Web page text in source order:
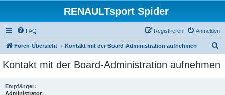
RENAULTsport Spider
FAQ Anmelden
Registrieren
Foren-Übersicht Kontakt mit der Board-Administration aufnehmen
c
Kontakt mit der Board-Administration aufnehmen
Empfänger:
Administrator